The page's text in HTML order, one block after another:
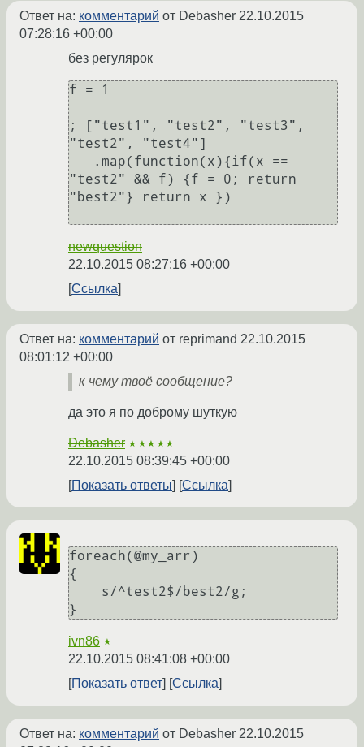
Ответ на: комментарий от Debasher 22.10.2015
07:28:16 +00:00
без регулярок
f = 1
; ["test1", "test2", "test3",
"test2", "test4"]
"test2" && f) {f = 0; return
"best2"} return x })
newquestion
22.10.2015 08:27:16 +00:00
Ссылка
Ответ на: комментарий от reprimand 22.10.2015
08:01:12 +00:00
к чему твоё сообщение?
да это я по доброму шуткую
Debasher ★★★★★
22.10.2015 08:39:45 +00:00
Показать ответы
Ссылка
foreach(@my_arr)
{
ivn86 ★
22.10.2015 08:41:08 +00:00
Показать ответ
Ссылка
Ответ на: комментарий от Debasher 22.10.2015